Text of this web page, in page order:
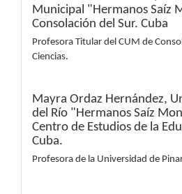
Municipal "Hermanos Saíz
Consolación del Sur. Cuba
Profesora Titular del CUM de
Ciencias.
Mayra Ordaz Hernández,
del Río "Hermanos Saíz
Centro de Estudios de la
Cuba.
Profesora de la Universidad de